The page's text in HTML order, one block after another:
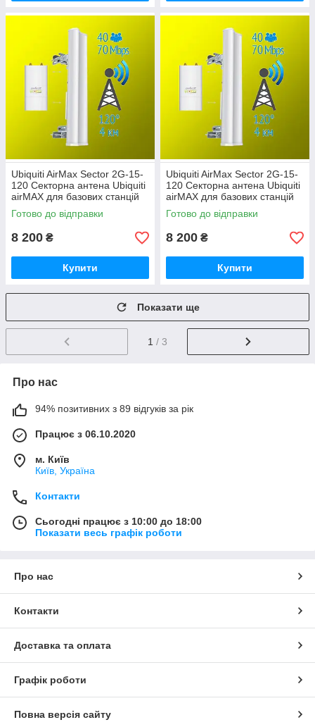
Ubiquiti AirMax Sector 2G-15-
120 Секторна антена Ubiquiti
airMAX для базових станцій
Готово до відправки
8 200 ₴
Купити
Ubiquiti AirMax Sector 2G-15-
120 Секторна антена Ubiquiti
airMAX для базових станцій
Готово до відправки
8 200 ₴
Купити
Показати ще
1 / 3
Про нас
94% позитивних з 89 відгуків за рік
Працює з 06.10.2020
м. Київ
Київ, Україна
Контакти
Сьогодні працює з 10:00 до 18:00
Показати весь графік роботи
Про нас
Контакти
Доставка та оплата
Графік роботи
Повна версія сайту